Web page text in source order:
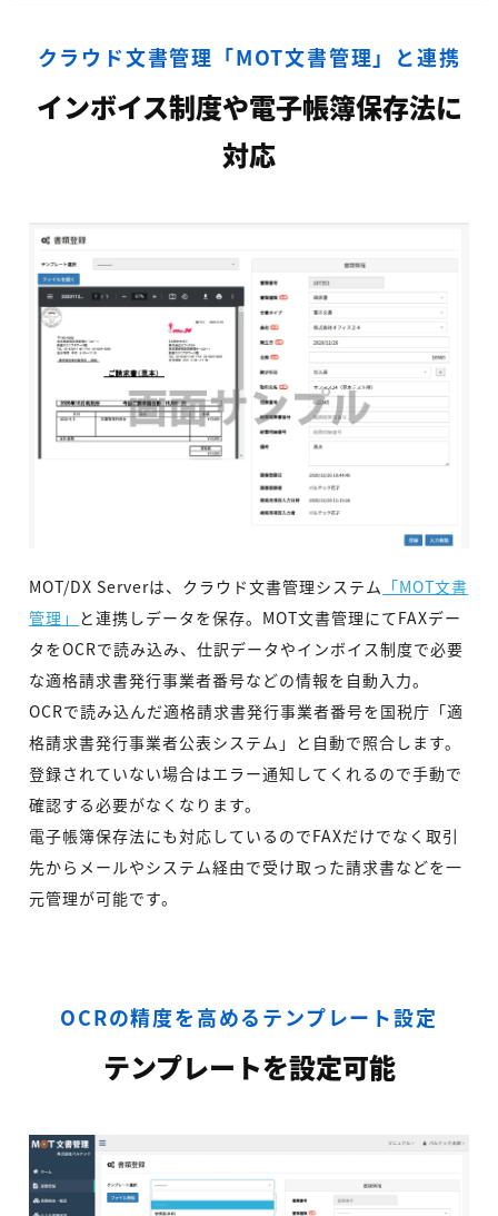
クラウド文書管理「MOT文書管理」と連携
インボイス制度や電子帳簿保存法に
対応
MOT/DX Serverは、クラウド文書管理システム 「MOT文書
管理」
と連携しデータを保存。MOT文書管理にてFAXデー
タをOCRで読み込み、仕訳データやインボイス制度で必要
な適格請求書発行事業者番号などの情報を自動入力。
OCRで読み込んだ適格請求書発行事業者番号を国税庁「適
格請求書発行事業者公表システム」と自動で照合します。
登録されていない場合はエラー通知してくれるので手動で
確認する必要がなくなります。
電子帳簿保存法にも対応しているのでFAXだけでなく取引
先からメールやシステム経由で受け取った請求書などを一
元管理が可能です。
OCRの精度を高めるテンプレート設定
テンプレートを設定可能